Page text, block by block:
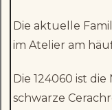
Die aktuelle
im Atelier am
Die 124060 ist
schwarze